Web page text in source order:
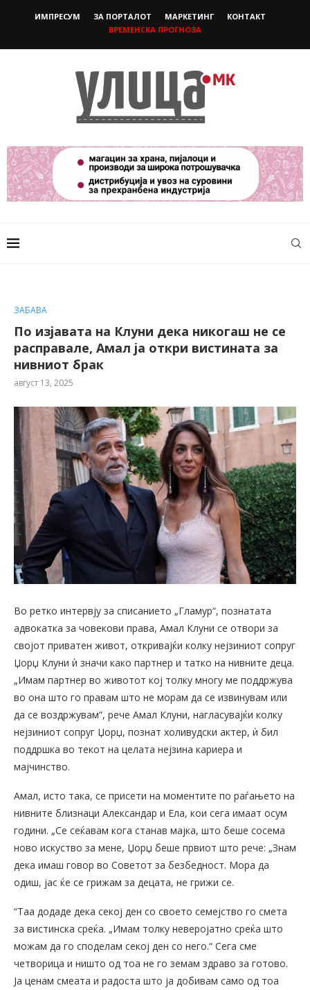
ИМПРЕСУМ ЗА ПОРТАЛОТ МАРКЕТИНГ
КОНТАКТ
ВРЕМЕНСКА ПРОГНОЗА
ЗАБАВА
По изјавата на Клуни дека никогаш не се
расправале, Амал ја откри вистината за
нивниот брак
август 13, 2025
Во ретко интервју за списанието „Гламур“, познатата
адвокатка за човекови права, Амал Клуни се отвори за
својот приватен живот, откривајќи колку нејзиниот сопруг
Џорџ Клуни ѝ значи како партнер и татко на нивните деца.
„Имам партнер во животот кој толку многу ме поддржува
во она што го правам што не морам да се извинувам или
да се воздржувам“, рече Амал Клуни, нагласувајќи колку
нејзиниот сопруг Џорџ, познат холивудски актер, ѝ бил
поддршка во текот на целата нејзина кариера и
мајчинство.
Амал, исто така, се присети на моментите по раѓањето на
нивните близнаци Александар и Ела, кои сега имаат осум
години. „Се сеќавам кога станав мајка, што беше сосема
ново искуство за мене, Џорџ беше првиот што рече: „Знам
дека имаш говор во Советот за безбедност. Мора да
одиш, јас ќе се грижам за децата, не грижи се.
“Таа додаде дека секој ден со своето семејство го смета
за вистинска среќа. „Имам толку неверојатно среќа што
можам да го споделам секој ден со него.“ Сега сме
четворица и ништо од тоа не го земам здраво за готово.
Ја ценам смеата и радоста што ја добивам само од тоа